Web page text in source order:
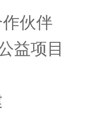
伙伴
益项目